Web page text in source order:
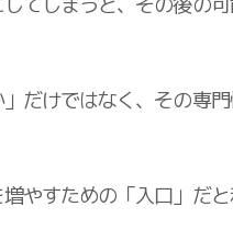
だけではなく、その専
やすための「入口」だ